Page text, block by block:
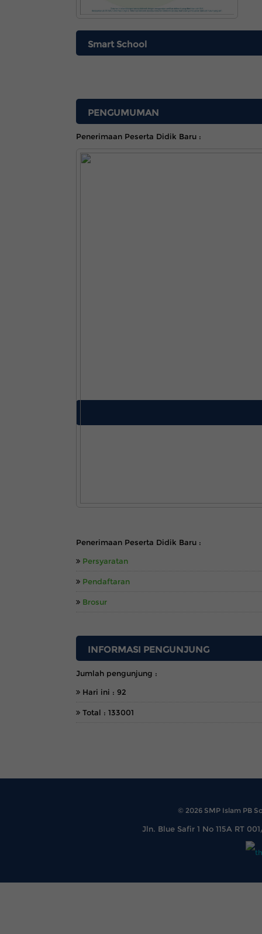
Smart School
PENGUMUMAN
Penerimaan Peserta Didik Baru :
Penerimaan Peserta Didik Baru :
Persyaratan
Pendaftaran
Brosur
INFORMASI PENGUNJUNG
Jumlah pengunjung :
Hari ini : 92
Total : 133001
© 2026 SMP Islam PB
Jln. Blue Safir 1 No 115A RT